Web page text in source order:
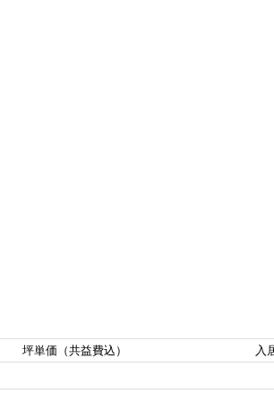
坪単価（共益費込） 入